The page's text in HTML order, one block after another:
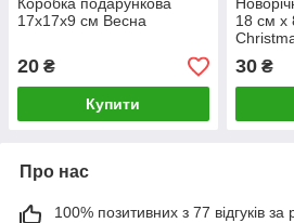
17х17х9 см Весна
20 ₴
Купити
18 см х
30₴
Про нас
100% позитивних з 77 відгуків за